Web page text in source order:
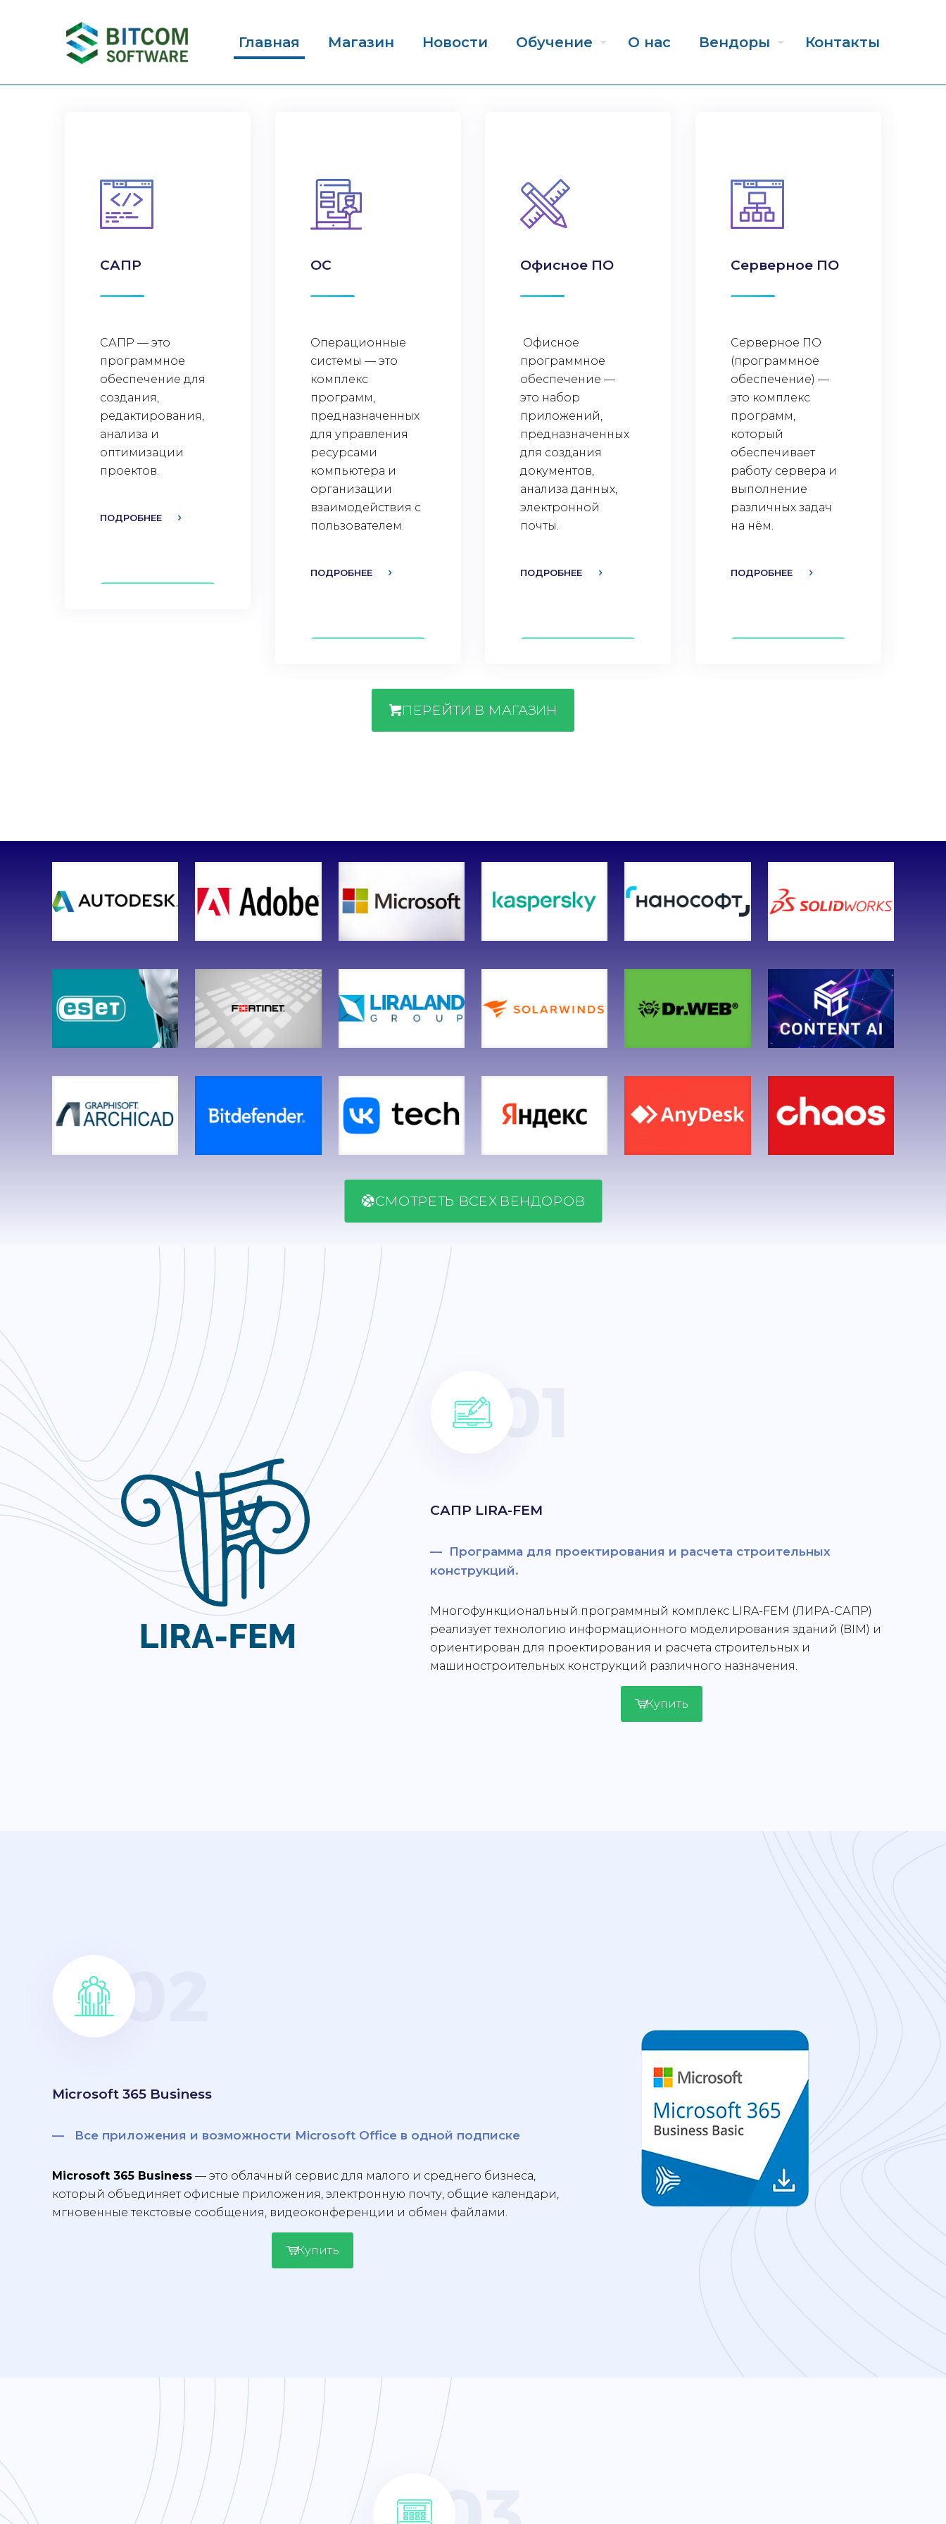
Главная Магазин Новости Обучение О нас Вендоры Контакты
САПР
САПР — это
программное
обеспечение для
создания,
редактирования,
анализа и
оптимизации
проектов.
ПОДРОБНЕЕ
ОС
Операционные
системы — это
комплекс
программ,
предназначенных
для управления
ресурсами
компьютера и
организации
взаимодействия с
пользователем.
ПОДРОБНЕЕ
Офисное ПО
Офисное
программное
обеспечение —
это набор
приложений,
предназначенных
для создания
документов,
анализа данных,
электронной
почты.
ПОДРОБНЕЕ
Серверное ПО
Серверное ПО
(программное
обеспечение) —
это комплекс
программ,
который
обеспечивает
работу сервера и
выполнение
различных задач
на нём.
ПОДРОБНЕЕ
ПЕРЕЙТИ В МАГАЗИН
СМОТРЕТЬ ВСЕХ ВЕНДОРОВ
САПР LIRA-FEM
— Программа для проектирования и расчета строительных
конструкций.
Многофункциональный программный комплекс LIRA-FEM (ЛИРА-САПР)
реализует технологию информационного моделирования зданий (BIM) и
ориентирован для проектирования и расчета строительных и
машиностроительных конструкций различного назначения.
Купить
Microsoft 365 Business
— Все приложения и возможности Microsoft Office в одной подписке
Microsoft 365 Business — это облачный сервис для малого и среднего бизнеса,
который объединяет офисные приложения, электронную почту, общие календари,
мгновенные текстовые сообщения, видеоконференции и обмен файлами.
Купить